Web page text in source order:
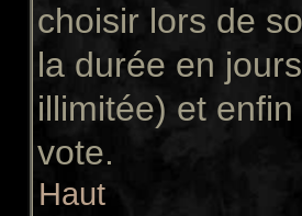
choisir lors de
la durée en
illimitée) et
vote.
Haut